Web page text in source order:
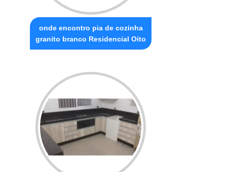
onde encontro pia de cozinha
granito branco Residencial Oito